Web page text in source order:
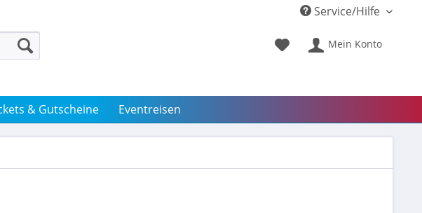
Service/Hilfe
Mein Konto
& Gutscheine Eventreisen